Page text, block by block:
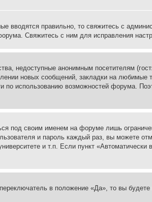
вводятся правильно, то свяжитесь с
Свяжитесь с ним для исправления
недоступные анонимным посетителям
новых сообщений, закладки на любимые
по использованию возможностей форума.
под своим именем на форуме лишь
и пароль каждый раз, вы можете
и т.п. Если пункт
в положение «Да», то вы